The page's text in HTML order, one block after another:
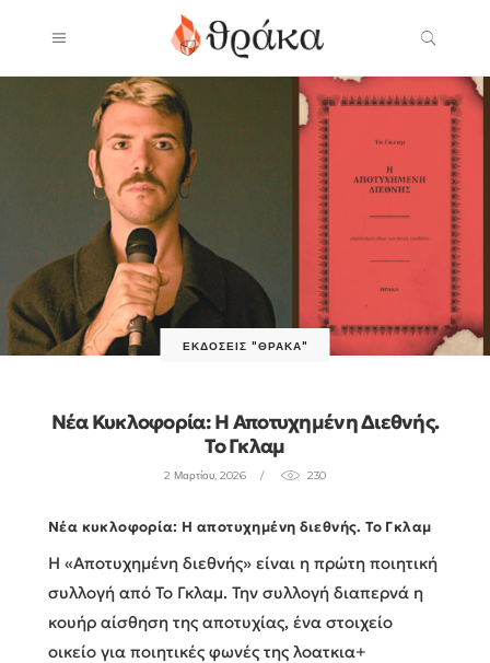
ΕΚΔΌΣΕΙΣ "ΘΡΆΚΑ"
Νέα Κυκλοφορία: Η Αποτυχημένη Διεθνής.
Το Γκλαμ
2 Μαρτίου, 2026 230
Νέα κυκλοφορία: Η αποτυχημένη διεθνής. Το Γκλαμ
Η «Αποτυχημένη διεθνής» είναι η πρώτη ποιητική
συλλογή από Το Γκλαμ. Την συλλογή διαπερνά η
κουήρ αίσθηση της αποτυχίας, ένα στοιχείο
οικείο για ποιητικές φωνές της λοατκια+